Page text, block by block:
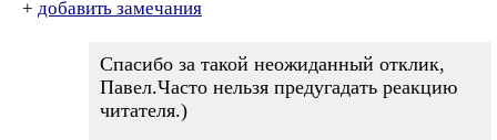
+ добавить замечания
Спасибо за такой неожиданный отклик,
Павел.Часто нельзя предугадать реакцию
читателя.)